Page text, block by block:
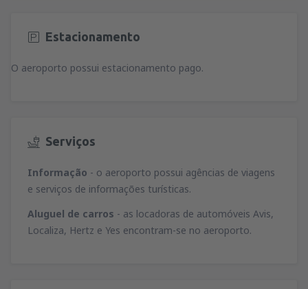
Estacionamento
O aeroporto possui estacionamento pago.
Serviços
Informação - o aeroporto possui agências de viagens
e serviços de informações turísticas.
Aluguel de carros - as locadoras de automóveis Avis,
Localiza, Hertz e Yes encontram-se no aeroporto.